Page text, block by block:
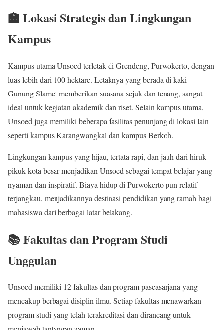
🏫 Lokasi Strategis dan Lingkungan
Kampus
Kampus utama Unsoed terletak di Grendeng, Purwokerto, dengan
luas lebih dari 100 hektare. Letaknya yang berada di kaki
Gunung Slamet memberikan suasana sejuk dan tenang, sangat
ideal untuk kegiatan akademik dan riset. Selain kampus utama,
Unsoed juga memiliki beberapa fasilitas penunjang di lokasi lain
seperti kampus Karangwangkal dan kampus Berkoh.
Lingkungan kampus yang hijau, tertata rapi, dan jauh dari hiruk-
pikuk kota besar menjadikan Unsoed sebagai tempat belajar yang
nyaman dan inspiratif. Biaya hidup di Purwokerto pun relatif
terjangkau, menjadikannya destinasi pendidikan yang ramah bagi
mahasiswa dari berbagai latar belakang.
📚 Fakultas dan Program Studi
Unggulan
Unsoed memiliki 12 fakultas dan program pascasarjana yang
mencakup berbagai disiplin ilmu. Setiap fakultas menawarkan
program studi yang telah terakreditasi dan dirancang untuk